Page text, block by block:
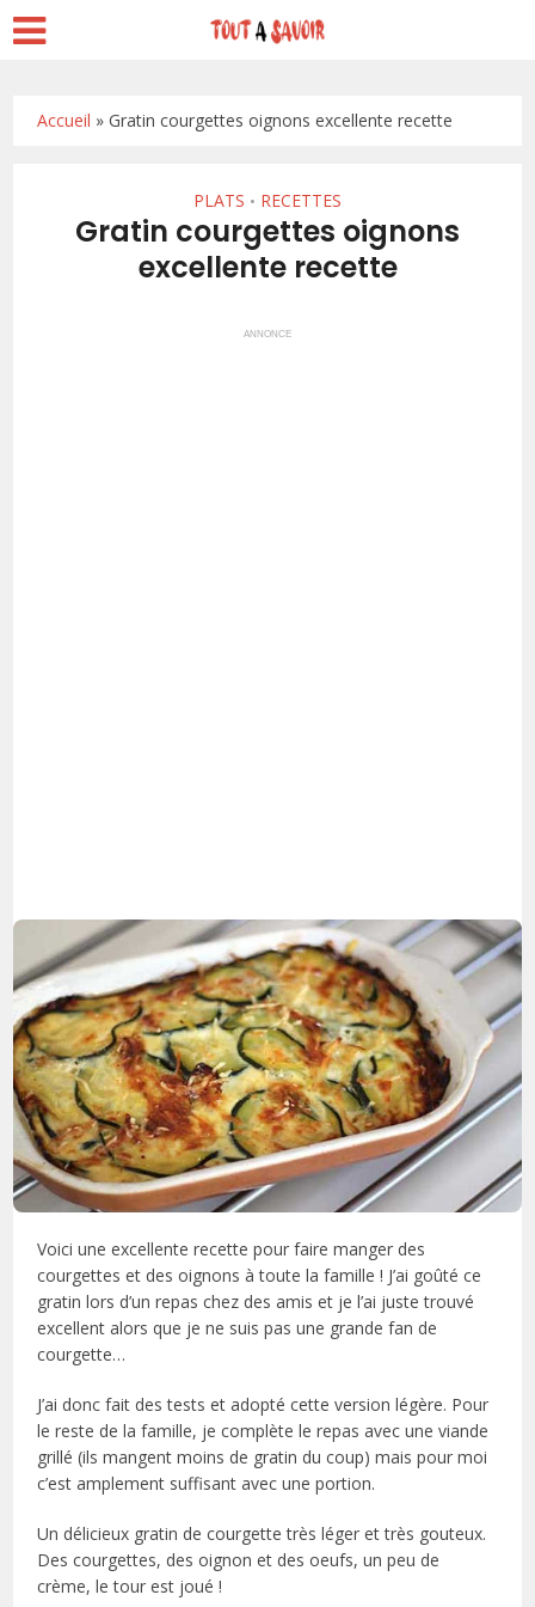
Accueil »Gratin courgettes oignons excellente recette
PLATS • RECETTES
Gratin courgettes oignons
excellente recette
ANNONCE
Voici une excellente recette pour faire manger des
courgettes et des oignons à toute la famille ! J’ai goûté ce
gratin lors d’un repas chez des amis et je l’ai juste trouvé
excellent alors que je ne suis pas une grande fan de
courgette…
J’ai donc fait des tests et adopté cette version légère. Pour
le reste de la famille, je complète le repas avec une viande
grillé (ils mangent moins de gratin du coup) mais pour moi
c’est amplement suffisant avec une portion.
Un délicieux gratin de courgette très léger et très gouteux.
Des courgettes, des oignon et des oeufs, un peu de
crème, le tour est joué !